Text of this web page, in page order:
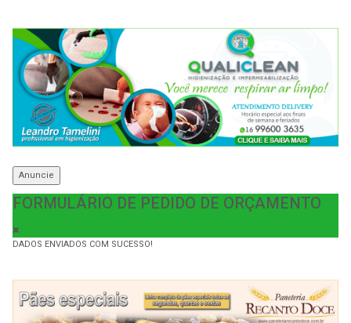
Anuncie
FORMULÁRIO DE PEDIDO DE ORÇAMENTO
DADOS ENVIADOS COM SUCESSO!